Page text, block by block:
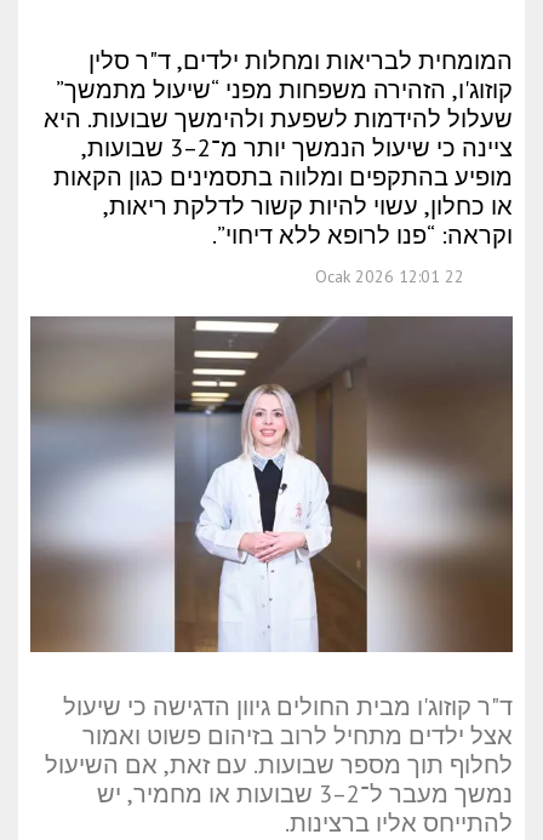
המומחית לבריאות ומחלות ילדים, ד"ר סלין
קוזוג'ו, הזהירה משפחות מפני “שיעול מתמשך”
שעלול להידמות לשפעת ולהימשך שבועות. היא
ציינה כי שיעול הנמשך יותר מ־2–3 שבועות,
מופיע בהתקפים ומלווה בתסמינים כגון הקאות
או כחלון, עשוי להיות קשור לדלקת ריאות,
וקראה: “פנו לרופא ללא דיחוי”.
22 Ocak 2026 12:01
ד"ר קוזוג'ו מבית החולים גיוון הדגישה כי שיעול
אצל ילדים מתחיל לרוב בזיהום פשוט ואמור
לחלוף תוך מספר שבועות. עם זאת, אם השיעול
נמשך מעבר ל־2–3 שבועות או מחמיר, יש
להתייחס אליו ברצינות.